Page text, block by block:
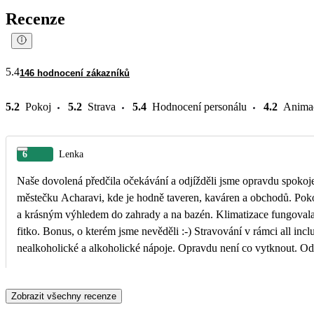
Recenze
5.4146 hodnocení zákazníků
5.2 Pokoj 5.2 Strava 5.4 Hodnocení personálu 4.2
6 Lenka
Naše dovolená předčila očekávání a odjížděli jsme opravdu spokojení.
městečku Acharavi, kde je hodně taveren, kaváren a obchodů. Pokoj s přistýlkou byl sice o něco menší, ale na týdenní pobyt dostačující. Měli jsme pokoj s balkonem
a krásným výhledem do zahrady a na bazén. Klimatizace
fitko. Bonus, o kterém jsme nevěděli :-) Stravování v rámci all inclusive bylo výborné. Nabídka jídel byla pestrá a po celý den byly k dispozici snacky, zmrzlina i
nealkoholické a alkoholické nápoje. Opravdu není co vytknout. Od bazénů se jde cca 200 m přímo na písečno-oblázkovu pláž. Na této pláži nejsou lehátka ani
Zobrazit všechny recenze